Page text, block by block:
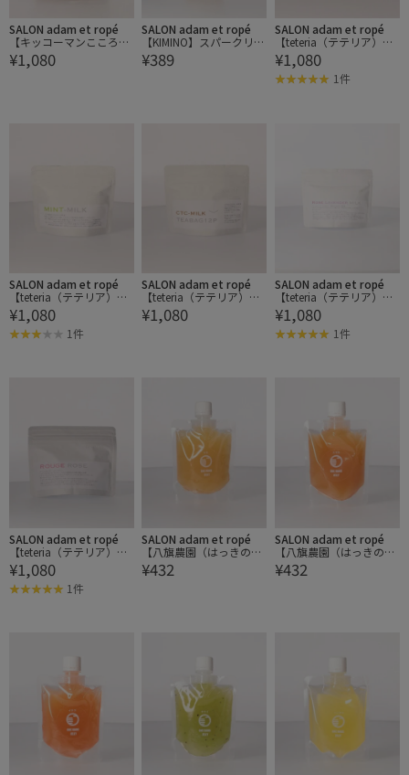
SALON adam et ropé
【キッコーマンこころダ
イニング】発酵のちから
サクサクしょうゆアーモ
¥1,080
SALON adam et ropé
【KIMINO】スパークリン
グジュース MIKAN
¥389
SALON adam et ropé
【teteria（テテリア）】
CTC-MILK
¥1,080
1件
SALON adam et ropé
【teteria（テテリア）】
MINT MILK
¥1,080
1件
SALON adam et ropé
【teteria（テテリア）】
CTC-MILK TB12P
¥1,080
SALON adam et ropé
【teteria（テテリア）】
ROSE LAVENDER MILK
¥1,080
1件
SALON adam et ropé
【teteria（テテリア）】
ROUGE ROSE
¥1,080
1件
SALON adam et ropé
【八旗農園（はっきのう
えん）】片手果物ゼリ
¥432
SALON adam et ropé
【八旗農園（はっきのう
えん）】片手果物ゼリ
¥432